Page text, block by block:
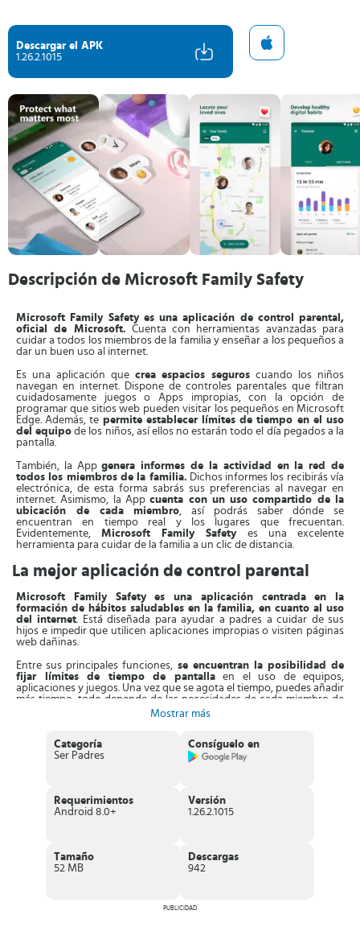
Descargar el APK
1.26.2.1015
Descripción de Microsoft Family Safety
Microsoft Family Safety es una aplicación de control parental,
oficial de Microsoft. Cuenta con herramientas avanzadas para
cuidar a todos los miembros de la familia y enseñar a los pequeños a
dar un buen uso al internet.
Es una aplicación que crea espacios seguros cuando los niños
navegan en internet. Dispone de controles parentales que filtran
cuidadosamente juegos o Apps impropias, con la opción de
programar que sitios web pueden visitar los pequeños en Microsoft
Edge. Además, te permite establecer límites de tiempo en el uso
del equipo de los niños, así ellos no estarán todo el día pegados a la
pantalla.
También, la Appgenera informes de la actividad en la red de
todos los miembros de la familia. Dichos informes los recibirás vía
electrónica, de esta forma sabrás sus preferencias al navegar en
internet. Asimismo, la Appcuenta con un uso compartido de la
ubicación de cada miembro, así podrás saber dónde se
encuentran en tiempo real y los lugares que frecuentan.
Evidentemente, Microsoft Family Safety es una excelente
herramienta para cuidar de la familia a un clic de distancia.
La mejor aplicación de control parental
Microsoft Family Safety es una aplicación centrada en la
formación de hábitos saludables en la familia, en cuanto al uso
del internet. Está diseñada para ayudar a padres a cuidar de sus
hijos e impedir que utilicen aplicaciones impropias o visiten páginas
web dañinas.
Entre sus principales funciones, se encuentran la posibilidad de
fijar límites de tiempo de pantallaen el uso de equipos,
aplicaciones y juegos. Una vez que se agota el tiempo, puedes añadir
más tiempo, todo depende de las necesidades de cada miembro de
lo que hacen tus hijos en la red.En base a esto, puedes añadir
filtros de contenidos y hacer que el internet sea un lugar seguro
Asimismo,esta aplicación permite ubicar a los miembros de tu
familia con la función de compartir la ubicación
querido sale o llega a un determinado lugar.
aplicación de control parental
Mostrar más
Categoría
Ser Padres
Consíguelo en
Requerimientos
Android 8.0+
Versión
1.26.2.1015
Tamaño
52 MB
Descargas
942
PUBLICIDAD